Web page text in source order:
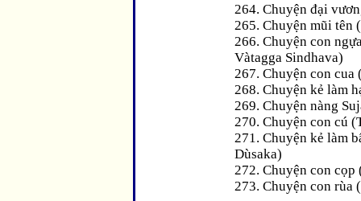
264. Chuyện đại
265. Chuyện mũi tên
266. Chuyện con
Vàtagga Sindhava)
267. Chuyện con cua
268. Chuyện kẻ làm
269. Chuyện nàng
270. Chuyện con cú
271. Chuyện kẻ làm
Dùsaka)
272. Chuyện con cọp
273. Chuyện con rùa